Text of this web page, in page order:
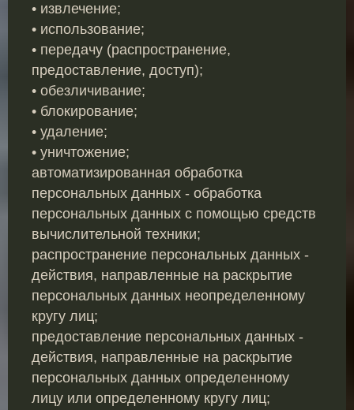
• извлечение;
• использование;
• передачу (распространение,
предоставление, доступ);
• обезличивание;
• блокирование;
• удаление;
• уничтожение;
автоматизированная обработка
персональных данных - обработка
персональных данных с помощью средств
вычислительной техники;
распространение персональных данных -
действия, направленные на раскрытие
персональных данных неопределенному
кругу лиц;
предоставление персональных данных -
действия, направленные на раскрытие
персональных данных определенному
лицу или определенному кругу лиц;